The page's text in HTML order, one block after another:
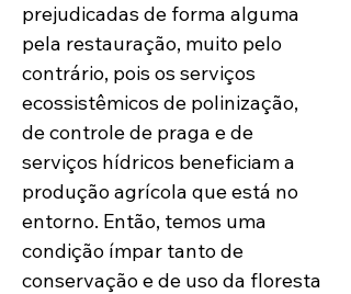
prejudicadas de forma alguma
pela restauração, muito pelo
contrário, pois os serviços
ecossistêmicos de polinização,
de controle de praga e de
serviços hídricos beneficiam a
produção agrícola que está no
entorno. Então, temos uma
condição ímpar tanto de
conservação e de uso da floresta